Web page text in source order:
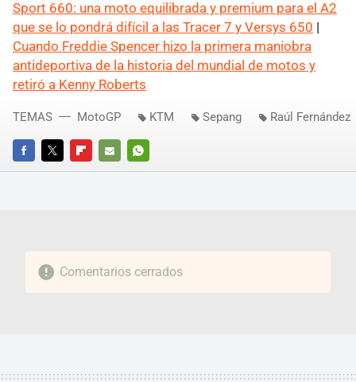
Sport 660: una moto equilibrada y premium para el A2
que se lo pondrá difícil a las Tracer 7 y Versys 650 |
Cuando Freddie Spencer hizo la primera maniobra
antideportiva de la historia del mundial de motos y
retiró a Kenny Roberts
FACEBOOKTWITTERFLIPBOARD
E-
WHATSAPP
TEMAS MotoGP KTM Sepang Raúl Fernández
Comentarios cerrados